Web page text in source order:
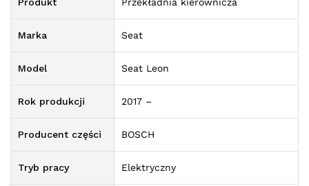
Produkt Przekładnia kierownicza
Marka Seat
Model Seat Leon
Rok produkcji 2017 –
Producent części BOSCH
Tryb pracy Elektryczny